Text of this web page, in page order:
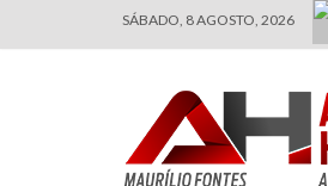
SÁBADO, 8 AGOSTO, 2026